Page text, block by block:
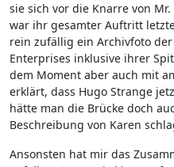
sie sich vor die Knarre von
war ihr gesamter Auftritt
rein zufällig ein Archivfoto
Enterprises inklusive ihrer
dem Moment aber auch mit
erklärt, dass Hugo Strange
hätte man die Brücke doch
Beschreibung von Karen
Ansonsten hat mir das